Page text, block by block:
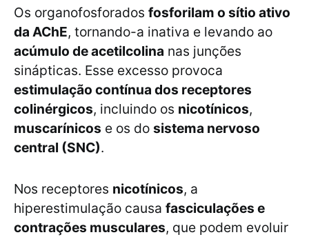
Os organofosforados fosforilam o sítio ativo
da AChE, tornando-a inativa e levando ao
acúmulo de acetilcolina nas junções
sinápticas. Esse excesso provoca
estimulação contínua dos receptores
colinérgicos, incluindo os nicotínicos,
muscarínicos e os do sistema nervoso
central (SNC).
Nos receptores nicotínicos, a
hiperestimulação causa fasciculações e
contrações musculares, que podem evoluir